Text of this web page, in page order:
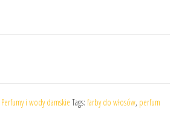
Perfumy i wody damskie Tags: farby do włosów, perfum